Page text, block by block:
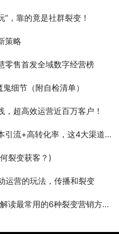
，靠的竟是社群裂变！
策略
零售首发全域数字经营榜
细节（附自检清单）
超高效运营近百万客户！
+高转化率，这4大渠道怎么用
裂变获客？)
运营的玩法，传播和裂变
最常用的6种裂变营销方式)